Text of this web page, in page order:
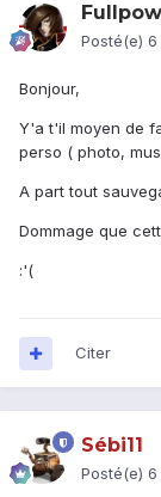
Posté(e) 6
Bonjour,
Y'a t'il moyen de
perso ( photo,
A part tout
Dommage que
:'(
Citer
Sébi11
Posté(e) 6